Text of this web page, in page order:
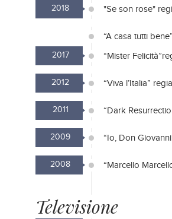
2018 "Se son rose"
“A casa tutti
2017 “Mister
2012 “Viva l’Italia”
2011 “Dark
2009 “Io, Don
2008 “Marcello
Televisione